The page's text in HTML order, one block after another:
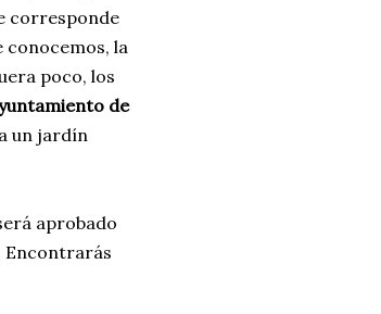
corresponde
conocemos, la
poco, los
de
un jardín
aprobado
Encontrarás